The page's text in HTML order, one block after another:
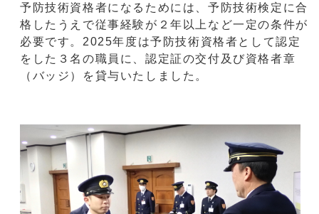
予防技術資格者になるためには、予防技術検定に合
格したうえで従事経験が２年以上など一定の条件が
必要です。2025年度は予防技術資格者として認定
をした３名の職員に、認定証の交付及び資格者章
（バッジ）を貸与いたしました。